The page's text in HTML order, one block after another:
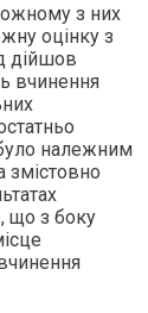
з них
оцінку з
дійшов
вчинення
належним
змістовно
що з боку